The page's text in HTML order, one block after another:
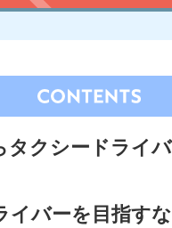
タクシードライ
イバーを目指す